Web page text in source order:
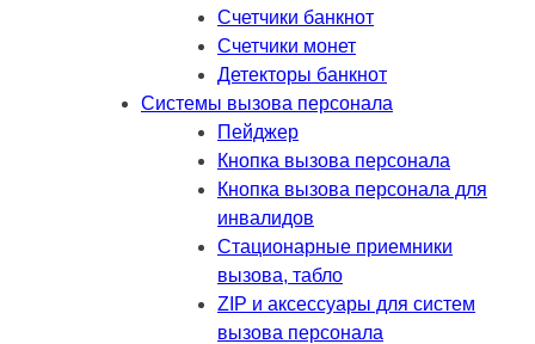
Счетчики банкнот
Счетчики монет
Детекторы банкнот
Системы вызова персонала
Пейджер
Кнопка вызова персонала
Кнопка вызова персонала для
инвалидов
Стационарные приемники
вызова, табло
ZIP и аксессуары для систем
вызова персонала